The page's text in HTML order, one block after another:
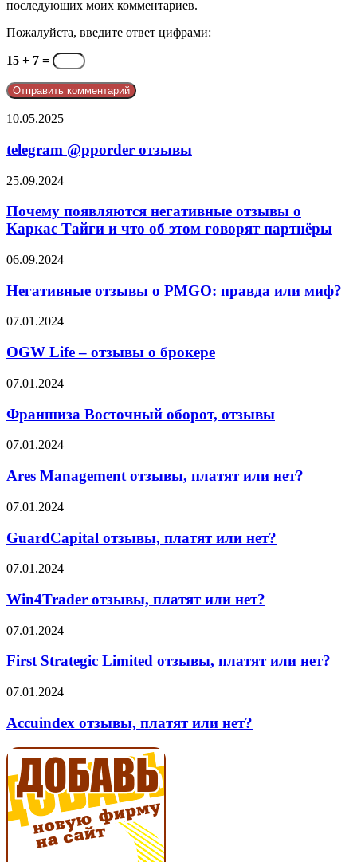
последующих моих комментариев.
Пожалуйста, введите ответ цифрами:
15 + 7 =
telegram
отзывы
10.05.2025
telegram @pporder отзывы
Почему
негативные
отзывы
о
Тайги
что
этом
партнёры
25.09.2024
Почему появляются негативные отзывы о
Каркас Тайги и что об этом говорят партнёры
Негативные
о
PMGO:
правда
миф?
06.09.2024
Негативные отзывы о PMGO: правда или миф?
OGW
–
о
07.01.2024
OGW Life – отзывы о брокере
Франшиза
оборот,
отзывы
07.01.2024
Франшиза Восточный оборот, отзывы
Ares
отзывы,
платят
или
нет?
07.01.2024
Ares Management отзывы, платят или нет?
GuardCapital
платят
или
нет?
07.01.2024
GuardCapital отзывы, платят или нет?
Win4Trader
платят
или
нет?
07.01.2024
Win4Trader отзывы, платят или нет?
First
Limited
платят
нет?
07.01.2024
First Strategic Limited отзывы, платят или нет?
Accuindex
платят
или
нет?
07.01.2024
Accuindex отзывы, платят или нет?